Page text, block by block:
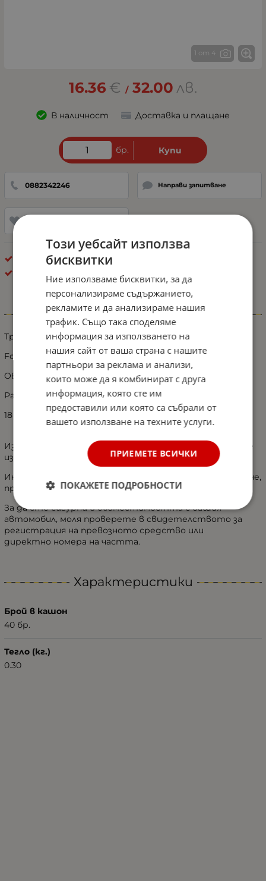
1 от 4
16.36 € / 32.00 лв.
В наличност Доставка и плащане
бр. Купи
0882342246 Направи запитване
Брой в кашон: 40 бр.
Информация
Трети стоп, задна светлина за
Ford Transit 150 250 350 MK8 Custom 2012+
OE номер : JK4V-13N408-AA / JK4V-15425-AA
Размери: 39 х 6 х 4,5 cm
18 бр омощни LED диоди
Изработен е от висококачествен материал, който е
издръжлив и има дълъг експлоатационен живот.
Инсталира се лесно и удобно, няма нужда от свързване,
просто включете и пуснете.
За да сте сигурни в съвместимостта с вашия
автомобил, моля проверете в свидетелството за
регистрация на превозното средство или
директно номера на частта.
Характеристики
Брой в кашон
40 бр.
Тегло (кг.)
0.30
Този уебсайт използва
бисквитки
Ние използваме бисквитки, за да
персонализираме съдържанието,
рекламите и да анализираме нашия
трафик. Също така споделяме
информация за използването на
нашия сайт от ваша страна с нашите
партньори за реклама и анализи,
които може да я комбинират с друга
информация, която сте им
предоставили или която са събрали от
вашето използване на техните услуги.
ПРИЕМЕТЕ ВСИЧКИ
ПОКАЖЕТЕ ПОДРОБНОСТИ